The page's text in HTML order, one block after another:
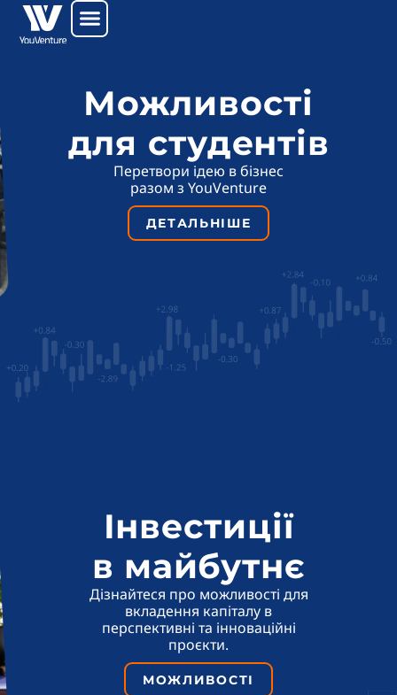
Перейти
Можливості
для студентів
Перетвори ідею в бізнес
разом з YouVenture
ДЕТАЛЬНІШЕ
Інвестиції
в майбутнє
Дізнайтеся про можливості для
вкладення капіталу в
перспективні та інноваційні
проєкти.
МОЖЛИВОСТІ